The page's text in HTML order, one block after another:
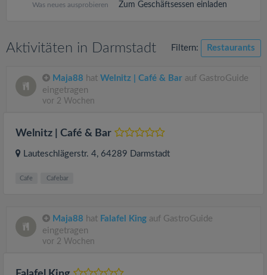
Was neues ausprobieren Zum Geschäftsessen einladen
Aktivitäten in Darmstadt Filtern: Restaurants
Maja88 hat Welnitz | Café & Bar auf GastroGuide
eingetragen
vor 2 Wochen
Welnitz | Café & Bar
Lauteschlägerstr. 4, 64289 Darmstadt
Cafe Cafebar
Maja88 hat Falafel King auf GastroGuide
eingetragen
vor 2 Wochen